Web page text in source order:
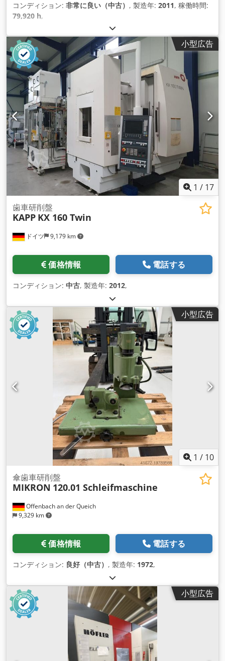
コンディション: 非常に良い（中古） , 製造年: 2011, 稼働時間:
79,920 h,
小型広告
1 / 17
ドイツ 9,179 km
歯車研削盤
KAPP KX 160 Twin
価格情報 電話する
コンディション: 中古, 製造年: 2012,
小型広告
1 / 10
Offenbach an der Queich
9,329 km
傘歯車研削盤
MIKRON 120.01 Schleifmaschine
価格情報 電話する
コンディション: 良好（中古） , 製造年: 1972,
小型広告